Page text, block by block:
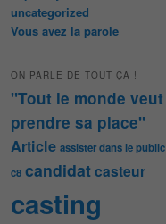
uncategorized
Vous avez la parole
ON PARLE DE TOUT ÇA !
"Tout le monde veut
prendre sa place"
Article assister dans le public
c8 candidatcasteur
casting